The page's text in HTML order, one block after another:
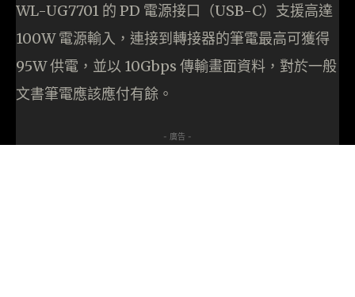
WL-UG7701 的 PD 電源接口（USB-C）支援高達
100W 電源輸入，連接到轉接器的筆電最高可獲得
95W 供電，並以 10Gbps 傳輸畫面資料，對於一般
文書筆電應該應付有餘。
- 廣告 -